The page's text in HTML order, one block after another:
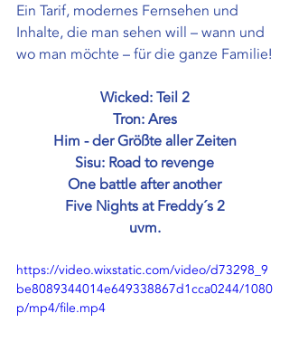
Ein Tarif, modernes Fernsehen und
Inhalte, die man sehen will – wann und
wo man möchte – für die ganze Familie!
Wicked: Teil 2
Tron: Ares
Him - der Größte aller Zeiten
Sisu: Road to revenge
One battle after another
Five Nights at Freddy´s 2
uvm.
https://video.wixstatic.com/video/d73298_9
be8089344014e649338867d1cca0244/1080
p/mp4/file.mp4